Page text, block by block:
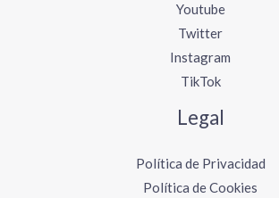
Youtube
Twitter
Instagram
TikTok
Legal
Política de Privacidad
Política de Cookies